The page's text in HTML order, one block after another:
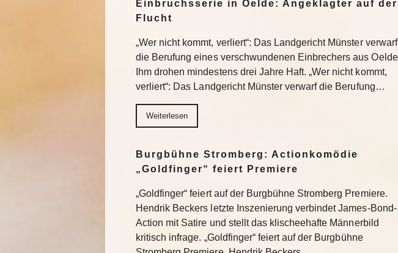
Einbruchsserie in Oelde: Angeklagter auf der
Flucht
„Wer nicht kommt, verliert“: Das Landgericht Münster verwarf
die Berufung eines verschwundenen Einbrechers aus
Ihm drohen mindestens drei Jahre Haft. „Wer nicht kommt,
verliert“: Das Landgericht Münster verwarf die Berufung…
Weiterlesen
Burgbühne Stromberg: Actionkomödie
„Goldfinger“ feiert Premiere
„Goldfinger“ feiert auf der Burgbühne Stromberg Premiere.
Hendrik Beckers letzte Inszenierung verbindet James-Bond-
Action mit Satire und stellt das klischeehafte Männerbild
kritisch infrage. „Goldfinger“ feiert auf der Burgbühne